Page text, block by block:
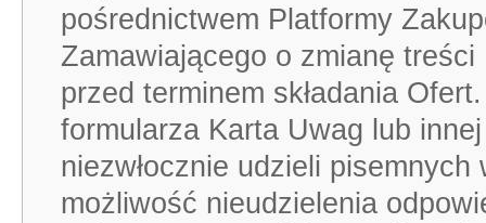
pośrednictwem Platformy
Zamawiającego o zmianę
przed terminem składania
formularza Karta Uwag lub
niezwłocznie udzieli
możliwość nieudzielenia